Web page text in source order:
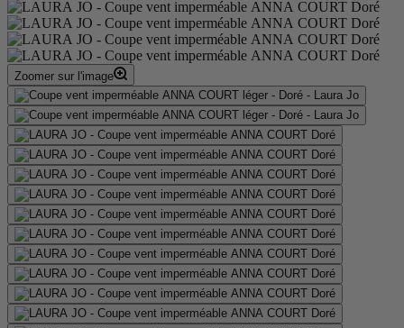
Zoomer sur l'image